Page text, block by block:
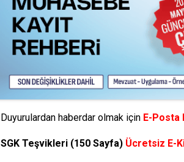
Duyurulardan haberdar olmak için E-Posta
SGK Teşvikleri (150 Sayfa) Ücretsiz E-